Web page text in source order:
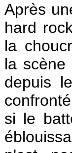
Après
hard
la
la
depuis
si le